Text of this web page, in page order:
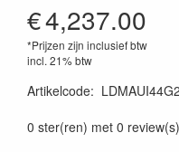
€4,237.00
*Prijzen zijn inclusief btw
incl. 21% btw
Artikelcode:
0 ster(ren) met 0 review(s)